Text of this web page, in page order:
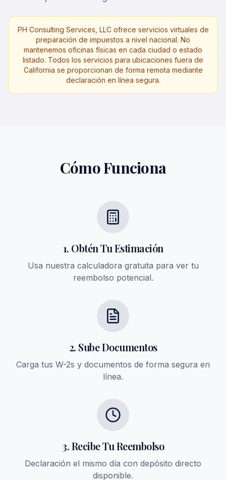
PH Consulting Services, LLC ofrece servicios virtuales de
preparación de impuestos a nivel nacional. No
mantenemos oficinas físicas en cada ciudad o estado
listado. Todos los servicios para ubicaciones fuera de
California se proporcionan de forma remota mediante
declaración en línea segura.
Cómo Funciona
1. Obtén Tu Estimación
Usa nuestra calculadora gratuita para ver tu
reembolso potencial.
2. Sube Documentos
Carga tus W-2s y documentos de forma segura en
línea.
3. Recibe Tu Reembolso
Declaración el mismo día con depósito directo
disponible.